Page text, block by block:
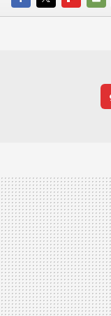
FACEBOOKTWITTERFLIPBOARD
E-